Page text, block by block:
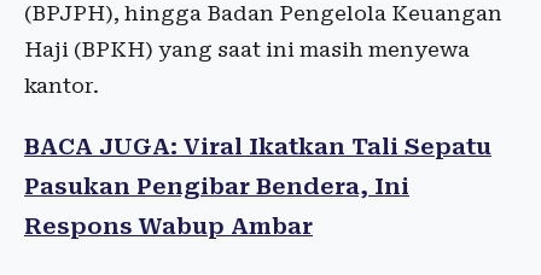
(BPJPH), hingga Badan Pengelola Keuangan
Haji (BPKH) yang saat ini masih menyewa
kantor.
BACA JUGA: Viral Ikatkan Tali Sepatu
Pasukan Pengibar Bendera, Ini
Respons Wabup Ambar